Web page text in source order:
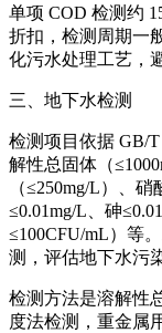
单项 COD 检测约
折扣，检测周期一
化污水处理工艺，
三、地下水检测
检测项目依据 GB/
解性总固体（
（≤250mg/L）、
≤0.01mg/L、砷
≤100CFU/mL）等
测，评估地下水污
检测方法是溶解性
度法检测，重金属